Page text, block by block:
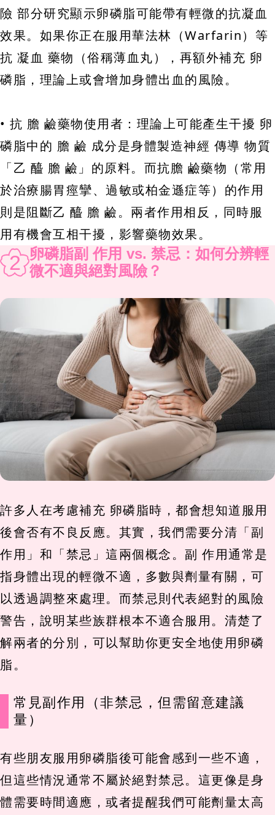
險 部分研究顯示卵磷脂可能帶有輕微的抗凝血
效果。如果你正在服用華法林（Warfarin）等
抗 凝血 藥物（俗稱薄血丸），再額外補充 卵
磷脂，理論上或會增加身體出血的風險。
• 抗 膽 鹼藥物使用者：理論上可能產生干擾 卵
磷脂中的 膽 鹼 成分是身體製造神經 傳導 物質
「乙 醯 膽 鹼」的原料。而抗膽 鹼藥物（常用
於治療腸胃痙攣、過敏或柏金遜症等）的作用
則是阻斷乙 醯 膽 鹼。兩者作用相反，同時服
用有機會互相干擾，影響藥物效果。
2
卵磷脂副 作用 vs. 禁忌：如何分辨輕
微不適與絕對風險？
許多人在考慮補充 卵磷脂時，都會想知道服用
後會否有不良反應。其實，我們需要分清「副
作用」和「禁忌」這兩個概念。副 作用通常是
指身體出現的輕微不適，多數與劑量有關，可
以透過調整來處理。而禁忌則代表絕對的風險
警告，說明某些族群根本不適合服用。清楚了
解兩者的分別，可以幫助你更安全地使用卵磷
脂。
常見副作用（非禁忌，但需留意建議
量）
有些朋友服用卵磷脂後可能會感到一些不適，
但這些情況通常不屬於絕對禁忌。這更像是身
體需要時間適應，或者提醒我們可能劑量太高